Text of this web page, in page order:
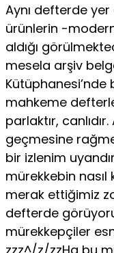
Aynı defterde
ürünlerin -
aldığı
mesela arşiv
mahkeme
parlaktır,
geçmesine
bir izlenim
mürekkebin nasıl
merak ettiğimiz
defterde
mürekkepçiler